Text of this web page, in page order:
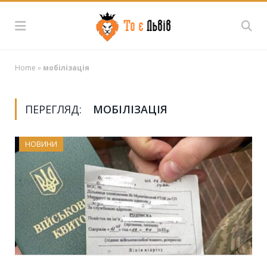
Home » мобілізація
ПЕРЕГЛЯД: МОБІЛІЗАЦІЯ
НОВИНИ